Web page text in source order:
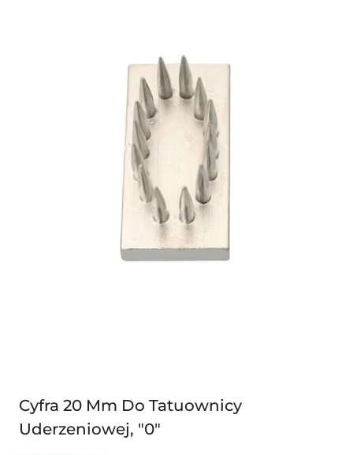
Cyfra 20 Mm Do Tatuownicy
Uderzeniowej, "0"